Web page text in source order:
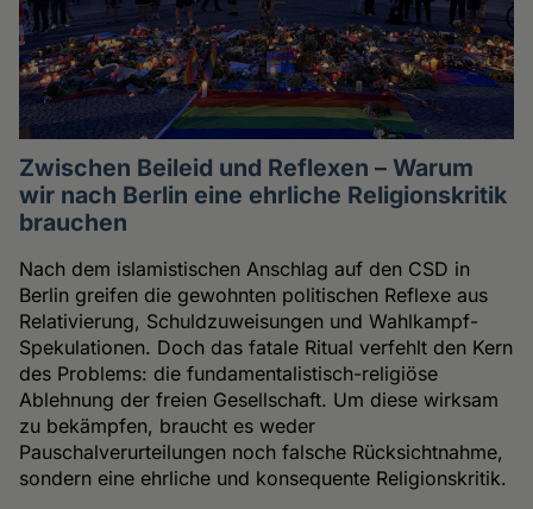
Zwischen Beileid und Reflexen – Warum
wir nach Berlin eine ehrliche Religionskritik
brauchen
Nach dem islamistischen Anschlag auf den CSD in
Berlin greifen die gewohnten politischen Reflexe aus
Relativierung, Schuldzuweisungen und Wahlkampf-
Spekulationen. Doch das fatale Ritual verfehlt den Kern
des Problems: die fundamentalistisch-religiöse
Ablehnung der freien Gesellschaft. Um diese wirksam
zu bekämpfen, braucht es weder
Pauschalverurteilungen noch falsche Rücksichtnahme,
sondern eine ehrliche und konsequente Religionskritik.